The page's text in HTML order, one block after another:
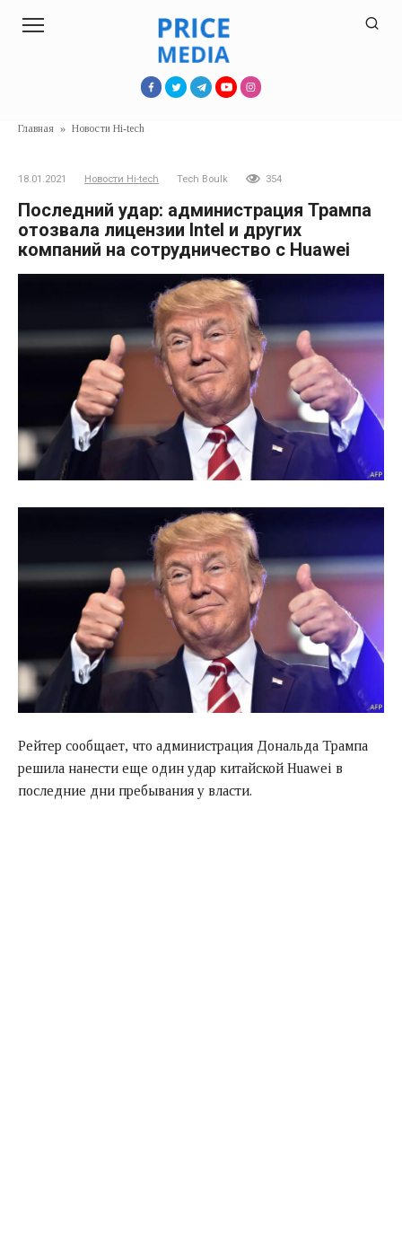
Главная » Новости Hi-tech
18.01.2021 Новости Hi-tech Tech Boulk 354
Последний удар: администрация Трампа
отозвала лицензии Intel и других
компаний на сотрудничество с Huawei
Рейтер сообщает, что администрация Дональда Трампа
решила нанести еще один удар китайской Huawei в
последние дни пребывания у власти.